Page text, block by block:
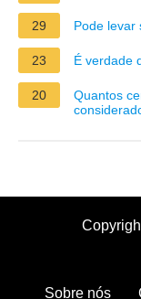
29 Pode levar
23 É verdade
20
Quantos
Sobre nós